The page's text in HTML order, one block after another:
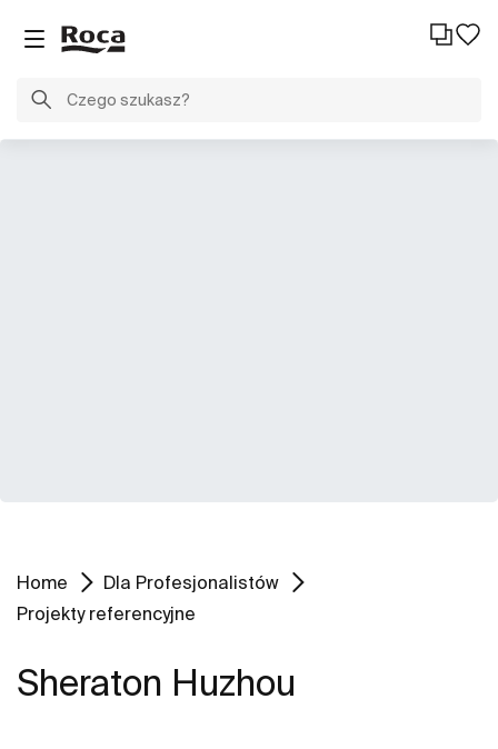
Home
Dla Profesjonalistów
Projekty referencyjne
Sheraton Huzhou